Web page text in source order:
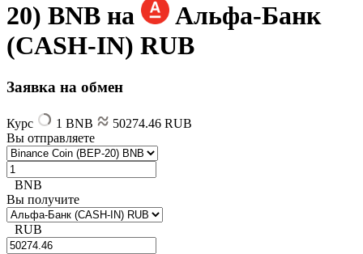
20) BNB на
Альфа-Банк
(CASH-IN) RUB
Заявка на обмен
Курс 1 BNB
50274.46 RUB
Вы отправляете
BNB
Вы получите
RUB